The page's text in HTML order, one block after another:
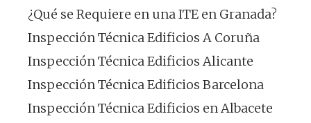
¿Qué se Requiere en una ITE en Granada?
Inspección Técnica Edificios A Coruña
Inspección Técnica Edificios Alicante
Inspección Técnica Edificios Barcelona
Inspección Técnica Edificios en Albacete